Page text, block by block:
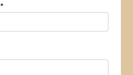
*